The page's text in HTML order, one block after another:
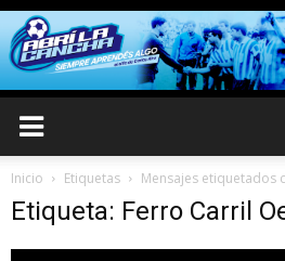
Inicio Etiquetas Mensajes etiquetados
Etiqueta: Ferro Carril